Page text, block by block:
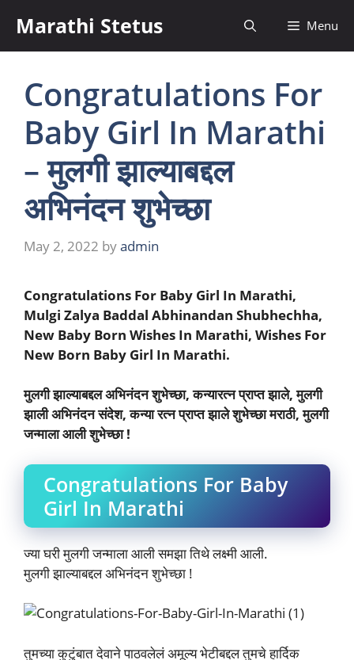
content
Marathi Stetus Menu
Congratulations For
Baby Girl In Marathi
– मुलगी झाल्याबद्दल
अभिनंदन शुभेच्छा
May 2, 2022 byadmin
Congratulations For Baby Girl In Marathi,
Mulgi Zalya Baddal Abhinandan Shubhechha,
New Baby Born Wishes In Marathi, Wishes For
New Born Baby Girl In Marathi.
मुलगी झाल्याबद्दल अभिनंदन शुभेच्छा, कन्यारत्न प्राप्त झाले, मुलगी
झाली अभिनंदन संदेश, कन्या रत्न प्राप्त झाले शुभेच्छा मराठी, मुलगी
जन्माला आली शुभेच्छा !
Congratulations For Baby
Girl In Marathi
ज्या घरी मुलगी जन्माला आली समझा तिथे लक्ष्मी आली.
मुलगी झाल्याबद्दल अभिनंदन शुभेच्छा !
तुमच्या कुटुंबात देवाने पाठवलेलं अमूल्य भेटीबद्दल तुमचे हार्दिक